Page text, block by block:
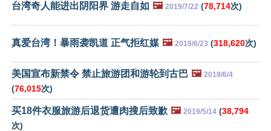
台湾奇人能进出阴阳界 游走自如 🖼️ 2019/7/22 (78,714次)
真爱台湾！暴雨袭凯道 正气拒红媒 🖼️ 2019/6/23 (318,620次)
美国宣布新禁令 禁止旅游团和游轮到古巴 🖼️ 2019/6/4
(76,015次)
买18件衣服旅游后退货遭肉搜后致歉 🖼️ 2019/5/14 (38,794
次)